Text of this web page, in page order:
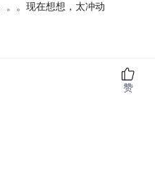
。。现在想想，太冲动
赞